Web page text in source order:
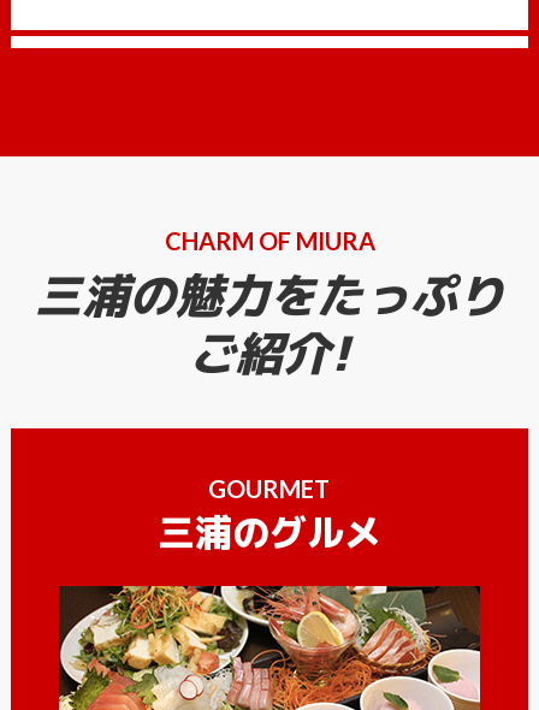
CHARM OF MIURA
三浦の魅力をたっぷり
ご紹介!
GOURMET
三浦のグルメ